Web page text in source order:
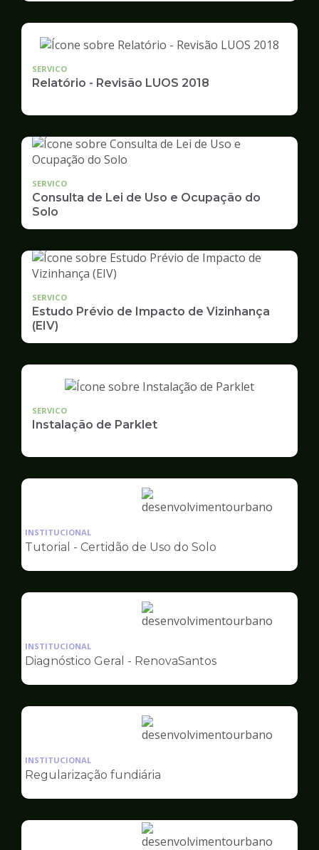
SERVICO
Relatório - Revisão LUOS 2018
SERVICO
Consulta de Lei de Uso e Ocupação do
Solo
SERVICO
Estudo Prévio de Impacto de Vizinhança
(EIV)
SERVICO
Instalação de Parklet
Ilustração
pagina
Desenvolvimento
Urbano
INSTITUCIONAL
Tutorial - Certidão de Uso do Solo
Ilustração
pagina
Desenvolvimento
Urbano
INSTITUCIONAL
Diagnóstico Geral - RenovaSantos
Ilustração
pagina
Desenvolvimento
Urbano
INSTITUCIONAL
Regularização fundiária